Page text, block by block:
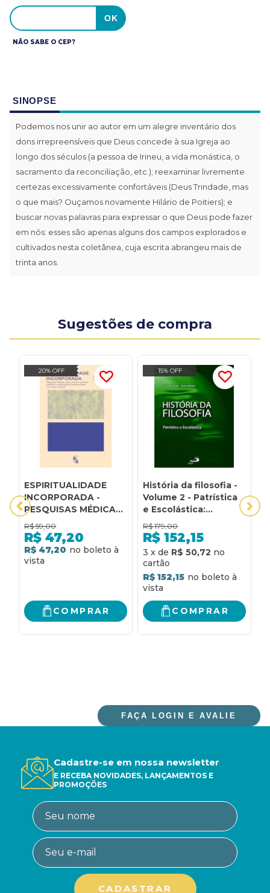
NÃO SABE O CEP?
SINOPSE
Podemos nos unir ao autor em um alegre inventário dos
dons irrepreensíveis que Deus concede à sua Igreja ao
longo dos séculos (a pessoa de Irineu, a vida monástica, o
sacramento da reconciliação, etc.); reexaminar livremente
certezas excessivamente confortáveis (Deus Trindade, mas
o que mais? Ouçamos novamente Hilário de Poitiers); e
buscar novas palavras para expressar o que Deus pode fazer
em nós: esses são apenas alguns dos campos explorados e
cultivados nesta coletânea, cuja escrita abrangeu mais de
trinta anos.
Sugestões de compra
20% OFF
ESPIRITUALIDADE
INCORPORADA -
PESQUISAS MÉDICAS,
USOS CLÍNICOS E
POLÍTICAS PÚBLICAS
NA LEGITIMAÇÃO DA
ESPIRITUALIDADE
R$ 59,00
R$ 47,20
R$ 47,20
COMPRAR
15% OFF
História da filosofia -
Volume 2 - Patrística
e Escolástica:
patrística e
escolástica
R$ 179,00
R$ 152,15
3 x de R$ 50,72
R$ 152,15
COMPRAR
FAÇA LOGIN E AVALIE
Cadastre-se em nossa newsletter
E RECEBA NOVIDADES, LANÇAMENTOS E
PROMOÇÕES